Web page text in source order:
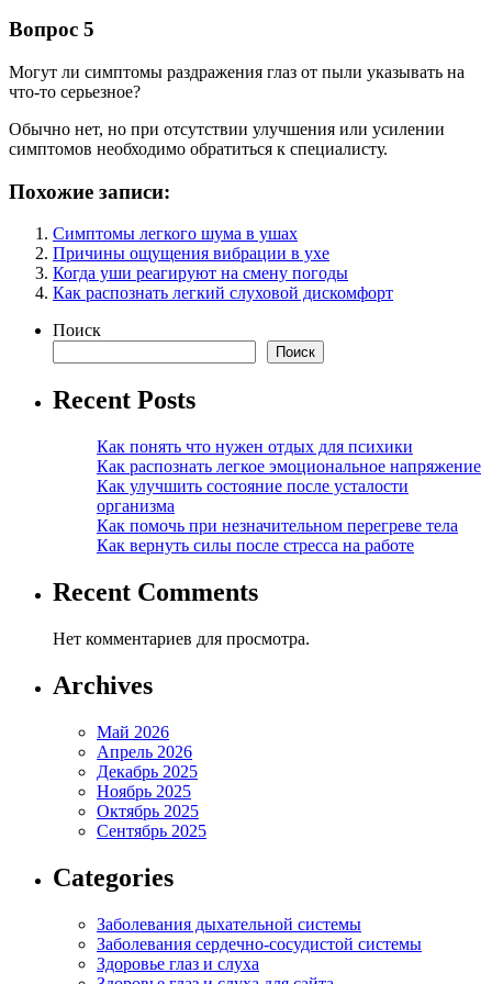
Вопрос 5
Могут ли симптомы раздражения глаз от пыли указывать на
что-то серьезное?
Обычно нет, но при отсутствии улучшения или усилении
симптомов необходимо обратиться к специалисту.
Похожие записи:
Симптомы легкого шума в ушах
Причины ощущения вибрации в ухе
Когда уши реагируют на смену погоды
Как распознать легкий слуховой дискомфорт
Поиск
Поиск
Recent Posts
Как понять что нужен отдых для психики
Как распознать легкое эмоциональное напряжение
Как улучшить состояние после усталости
организма
Как помочь при незначительном перегреве тела
Как вернуть силы после стресса на работе
Recent Comments
Нет комментариев для просмотра.
Archives
Май 2026
Апрель 2026
Декабрь 2025
Ноябрь 2025
Октябрь 2025
Сентябрь 2025
Categories
Заболевания дыхательной системы
Заболевания сердечно-сосудистой системы
Здоровье глаз и слуха